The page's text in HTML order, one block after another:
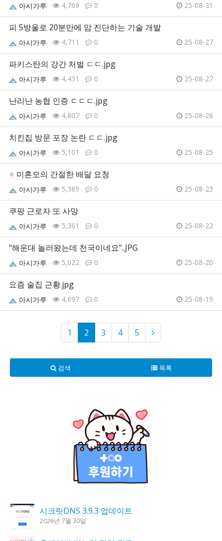
아시가루 4,769 0 25-08-31
피 5방울로 20분만에 암 진단하는 기술 개발
아시가루 4,711 0 25-08-27
파키스탄의 강간 처벌 ㄷㄷ.jpg
아시가루 4,431 0 25-08-27
난리난 농협 인증 ㄷㄷㄷ.jpg
아시가루 4,807 0 25-08-26
치킨집 방문 포장 논란 ㄷㄷ.jpg
아시가루 5,101 0 25-08-25
⭐ 미혼모의 간절한 배달 요청
아시가루 5,389 0 25-08-23
쿠팡 근로자 또 사망
아시가루 5,361 0 25-08-22
"해운대 놀러왔는데 천국이네요"..JPG
아시가루 5,022 0 25-08-20
요즘 술집 근황.jpg
아시가루 4,697 0 25-08-19
1 2 3 4 5
검색 목록
시크릿DNS 3.9.3 업데이트
2026년 7월 30일